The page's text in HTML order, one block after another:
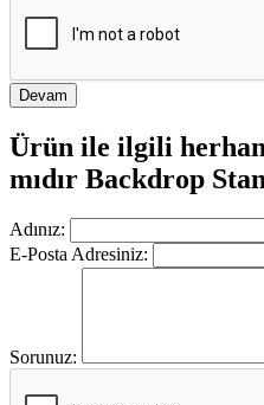
Devam
Ürün ile ilgili
mıdır Backdrop
Adınız:
E-Posta Adresiniz:
Sorunuz: